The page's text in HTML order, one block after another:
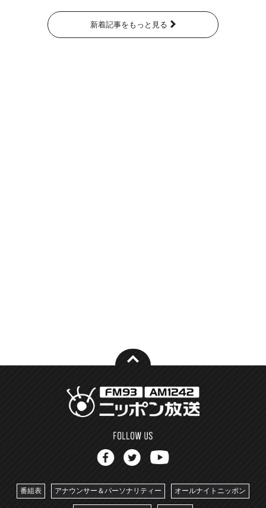
新着記事をもっと見る
番組表 アナウンサー＆パーソナリティー オールナイトニッポン